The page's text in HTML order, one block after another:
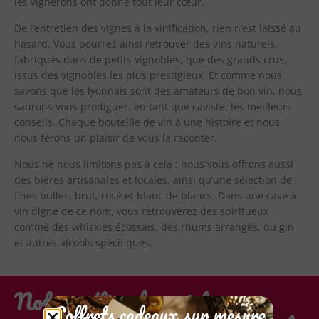
combined
with
wonderful.
De l’entretien des vignes à la vinification, rien n’est laissé au
hasard. Vous pourrez ainsi retrouver des vins naturels,
fabriqués dans de petits vignobles, que des grands crus,
issus des vignobles les plus prestigieux. Et comme nous
savons que les lyonnais sont des amateurs de bon vin, nous
saurons vous prodiguer, en tant que caviste, les meilleurs
conseils. Chaque bouteille de vin à une histoire et nous
nous ferons un plaisir de vous la raconter.
Nous ne nous limitons pas à cela : nous vous offrons aussi
des bières artisanales et locales, ainsi qu’une sélection de
fines bulles, brut, rosé et blanc de blancs. Dans une cave à
vin digne de ce nom, vous retrouverez des spiritueux
comme des whiskies écossais, des rhums arrangés, du gin
et autres alcools spécifiques.
Notre métier de caviste : vous